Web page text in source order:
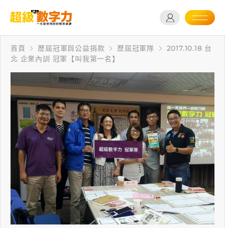
首頁 歷屆冠軍與公益捐款 歷屆冠軍隊
2017.10.18 台
北 企業內訓 冠軍【叫我第一名】